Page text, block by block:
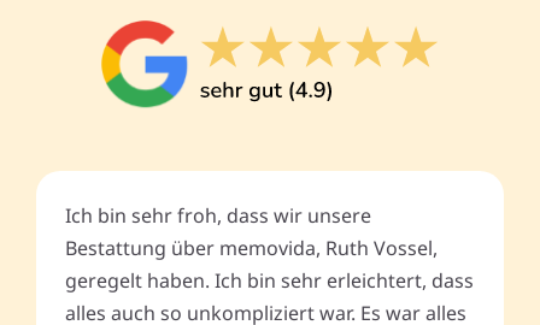
Ich bin sehr froh, dass wir unsere
Bestattung über memovida, Ruth Vossel,
geregelt haben. Ich bin sehr erleichtert, dass
alles auch so unkompliziert war. Es war alles